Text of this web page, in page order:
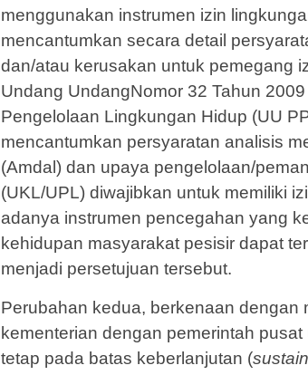
menggunakan instrumen izin
mencantumkan secara detail
dan/atau kerusakan untuk pemegang
Undang UndangNomor 32 Tahun
Pengelolaan Lingkungan Hidup (UU
mencantumkan persyaratan analisis
(Amdal) dan upaya pengelolaan/
(UKL/UPL) diwajibkan untuk memiliki
adanya instrumen pencegahan yang
kehidupan masyarakat pesisir dapat
menjadi persetujuan tersebut.
Perubahan kedua, berkenaan dengan
kementerian dengan pemerintah
tetap pada batas keberlanjutan (